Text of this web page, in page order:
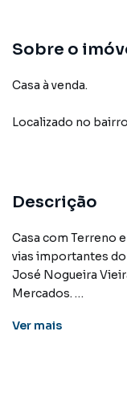
Sobre o
Casa à venda.
Localizado no
Descrição
Casa com Terreno
vias importantes do
José Nogueira
Mercados.
Sala, Cozinha, 02
Ver mais